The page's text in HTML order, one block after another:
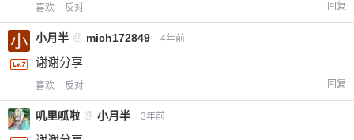
喜欢 反对 回复
小月半 @ mich172849 4年前
谢谢分享
喜欢 反对 回复
叽里呱啦 @ 小月半 3年前